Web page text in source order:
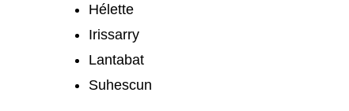
Hélette
Irissarry
Lantabat
Suhescun